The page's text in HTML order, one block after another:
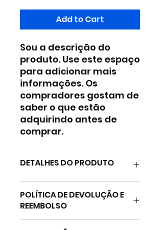
Add to Cart
Sou a descrição do
produto. Use este espaço
para adicionar mais
informações. Os
compradores gostam de
saber o que estão
adquirindo antes de
comprar.
DETALHES DO PRODUTO
adicionar mais detalhes sobre
seu produto, como tamanho,
material, cuidados especiais e
POLÍTICA DE DEVOLUÇÃO E
REEMBOLSO